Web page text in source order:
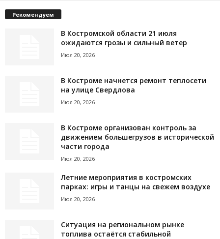
Рекомендуем
В Костромской области 21 июля
ожидаются грозы и сильный ветер
Июл 20, 2026
В Костроме начнется ремонт теплосети
на улице Свердлова
Июл 20, 2026
В Костроме организован контроль за
движением большегрузов в исторической
части города
Июл 20, 2026
Летние мероприятия в костромских
парках: игры и танцы на свежем воздухе
Июл 20, 2026
Ситуация на региональном рынке
топлива остаётся стабильной